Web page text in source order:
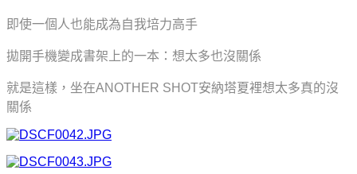
即使一個人也能成為自我培力高手
拋開手機變成書架上的一本：想太多也沒關係
就是這樣，坐在ANOTHER SHOT安納塔夏裡想太多真的沒
關係